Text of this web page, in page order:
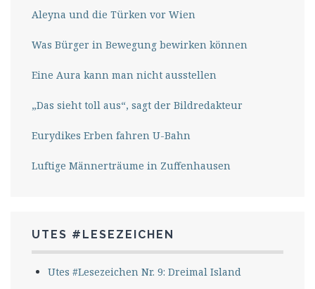
Aleyna und die Türken vor Wien
Was Bürger in Bewegung bewirken können
Eine Aura kann man nicht ausstellen
„Das sieht toll aus“, sagt der Bildredakteur
Eurydikes Erben fahren U-Bahn
Luftige Männerträume in Zuffenhausen
UTES #LESEZEICHEN
Utes #Lesezeichen Nr. 9: Dreimal Island